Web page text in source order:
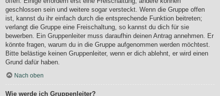
geschlossen sein und weitere sogar versteckt. Wenn die Gruppe offen
ist, kannst du ihr einfach durch die entsprechende Funktion beitreten;
verlangt die Gruppe eine Freischaltung, so kannst du dich für sie
bewerben. Ein Gruppenleiter muss daraufhin deinen Antrag annehmen. Er
könnte fragen, warum du in die Gruppe aufgenommen werden möchtest.
Bitte belästige keinen Gruppenleiter, wenn er dich ablehnt, er wird einen
Grund dafür haben.
Nach oben
Wie werde ich Gruppenleiter?